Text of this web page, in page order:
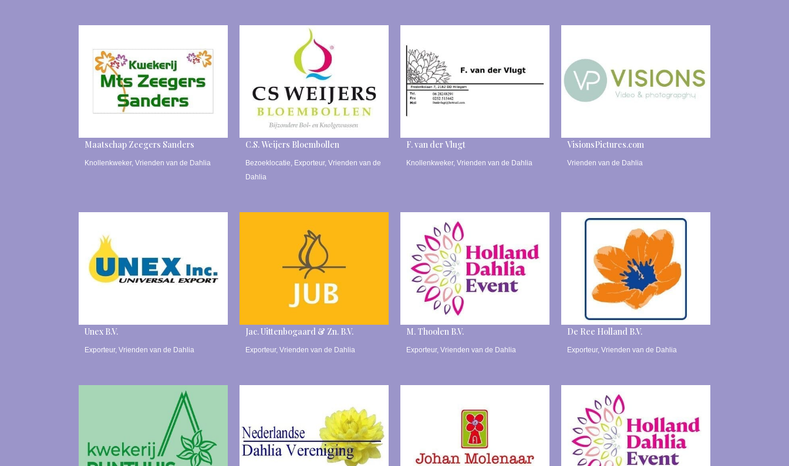
Maatschap Zeegers Sanders
Knollenkweker, Vrienden van de Dahlia
C.S. Weijers Bloembollen
Bezoeklocatie Exporteur, Vrienden van de
Dahlia
F. van der Vlugt
Knollenkweker, Vrienden van de Dahlia
VisionsPictures.com
Vrienden van de Dahlia
Unex B.V.
Exporteur, Vrienden van de Dahlia
Jac. Uittenbogaard & Zn. B.V.
Exporteur, Vrienden van de Dahlia
M. Thoolen B.V.
Exporteur, Vrienden van de Dahlia
De Ree Holland B.V.
Exporteur, Vrienden van de Dahlia